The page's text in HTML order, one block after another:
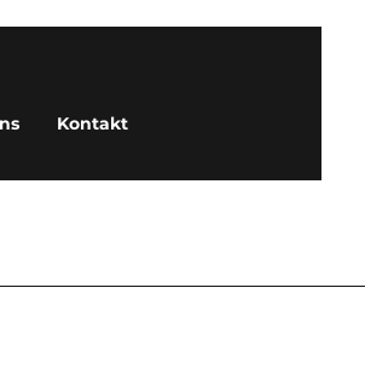
Kontakt